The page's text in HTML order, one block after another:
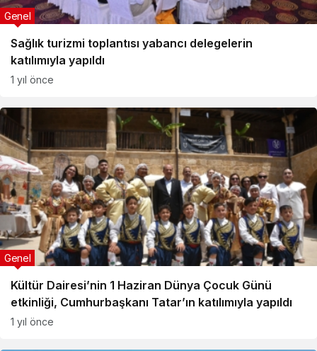
Sağlık turizmi toplantısı yabancı delegelerin
katılımıyla yapıldı
Genel
1 yıl önce
Kültür Dairesi’nin 1 Haziran Dünya Çocuk Günü
etkinliği, Cumhurbaşkanı Tatar’ın katılımıyla yapıldı
Genel
1 yıl önce